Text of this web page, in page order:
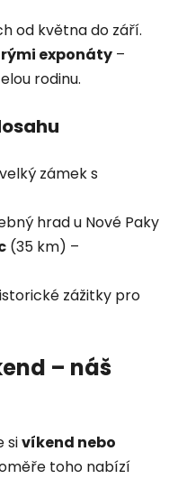
od května do září.
exponáty –
rodinu.
zámek s
hrad u Nové Paky
(35 km) –
zážitky pro
– náš
sivíkend nebo
toho nabízí